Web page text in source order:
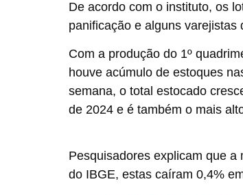
De acordo com o instituto, os
panificação e alguns varejistas
Com a produção do 1º
houve acúmulo de estoques
semana, o total estocado
de 2024 e é também o mais
Pesquisadores explicam que
do IBGE, estas caíram 0,4%